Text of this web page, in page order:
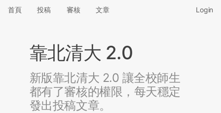
首頁 投稿 審核 文章 Login
靠北清大 2.0
新版靠北清大 2.0 讓全校師生
都有了審核的權限，每天穩定
發出投稿文章。